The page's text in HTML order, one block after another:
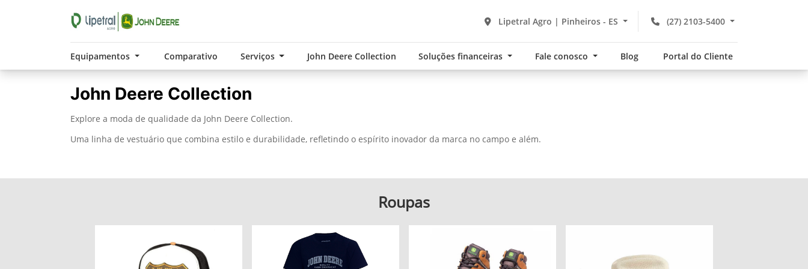
(27) 2103-5400
Lipetral Agro | Pinheiros - ES
Equipamentos Comparativo Serviços John Deere Collection Soluções financeiras Fale conosco Blog Portal do Cliente
John Deere Collection
Explore a moda de qualidade da John Deere Collection.
Uma linha de vestuário que combina estilo e durabilidade, refletindo o espírito inovador da marca no campo e além.
Roupas